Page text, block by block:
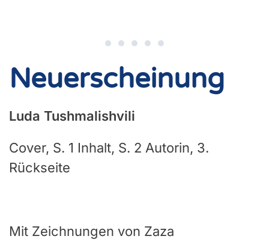
Neuerscheinung
Luda Tushmalishvili
Cover, S. 1 Inhalt, S. 2 Autorin, 3.
Rückseite
Mit Zeichnungen von Zaza